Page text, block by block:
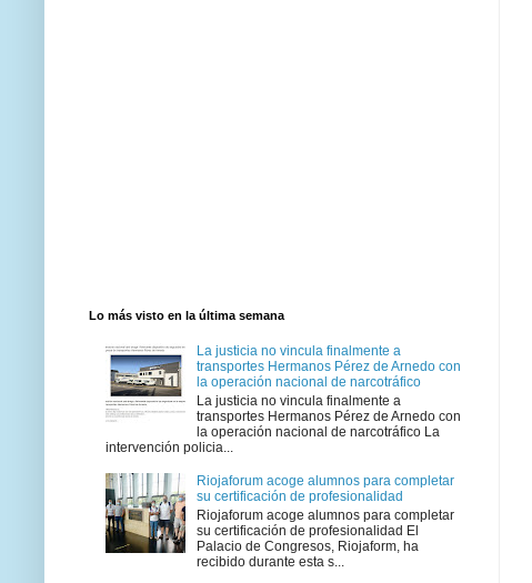
Lo más visto en la última semana
La justicia no vincula finalmente a
transportes Hermanos Pérez de Arnedo con
la operación nacional de narcotráfico
La justicia no vincula finalmente a
transportes Hermanos Pérez de Arnedo con
la operación nacional de narcotráfico La
intervención policia...
Riojaforum acoge alumnos para completar
su certificación de profesionalidad
Riojaforum acoge alumnos para completar
su certificación de profesionalidad El
Palacio de Congresos, Riojaform, ha
recibido durante esta s...